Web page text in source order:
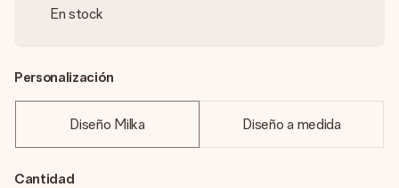
En stock
Personalización
Diseño Milka Diseño a medida
Cantidad